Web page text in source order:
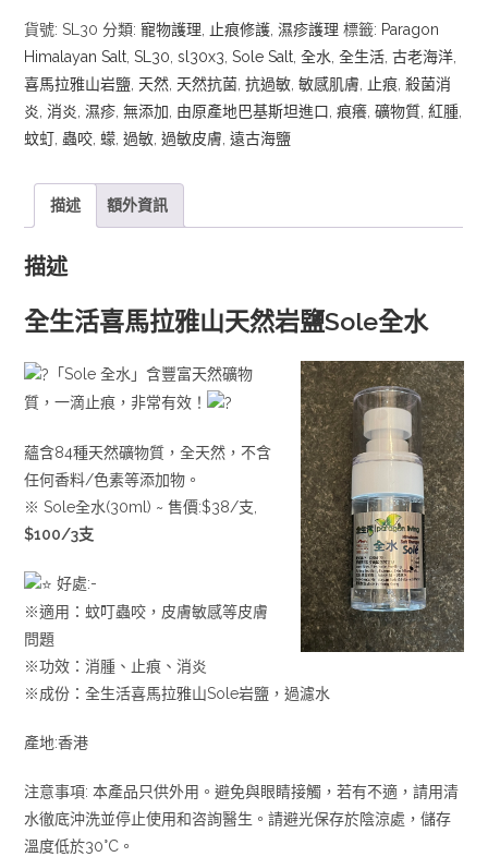
(3
支)
數
量
貨號:SL30 分類:寵物護理 止痕修護 ,濕疹護理 標籤: Paragon
Himalayan Salt ,SL30 ,sl30x3 ,Sole Salt ,全水 ,全生活 ,古老海洋
喜馬拉雅山岩鹽 天然 天然抗菌 ,抗過敏 ,敏感肌膚 止痕 ,殺菌消
炎 ,消炎 ,濕疹 ,無添加 由原產地巴基斯坦進口 ,痕癢 ,礦物質 ,紅腫
蚊虰 蟲咬 蠓 ,過敏 ,過敏皮膚 ,遠古海鹽
描述 額外資訊
描述
全生活喜馬拉雅山天然岩鹽Sole全水
「Sole 全水」含豐富天然礦物
質，一滴止痕，非常有效！
蘊含84種天然礦物質，全天然，不含
任何香料/色素等添加物。
※ Sole全水(30ml) ~ 售價:$38/支,
$100/3支
好處:-
※適用：蚊叮蟲咬，皮膚敏感等皮膚
問題
※功效：消腫、止痕、消炎
※成份：全生活喜馬拉雅山Sole岩鹽，過濾水
產地:香港
注意事項: 本產品只供外用。避免與眼睛接觸，若有不適，請用清
水徹底沖洗並停止使用和咨詢醫生。請避光保存於陰涼處，儲存
溫度低於30°C。